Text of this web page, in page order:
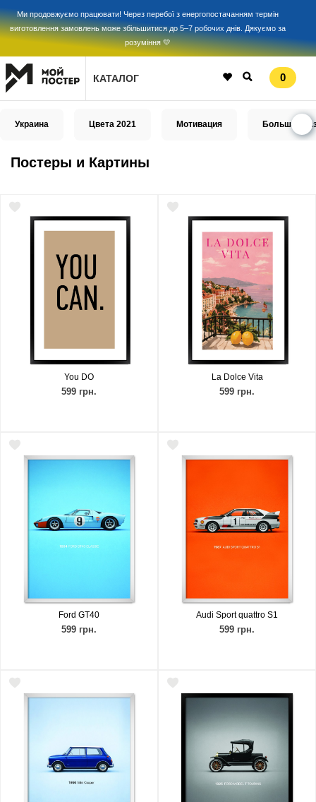
Ми продовжуємо працювати! Через перебої з енергопостачанням термін
виготовлення замовлень може збільшитися до 5–7 робочих днів. Дякуємо за
розуміння 💛
КАТАЛОГ 0
Украина Цвета 2021 Мотивация Большой
Постеры и Картины
You DO
599 грн.
La Dolce Vita
599 грн.
Ford GT40
599 грн.
Audi Sport quattro S1
599 грн.